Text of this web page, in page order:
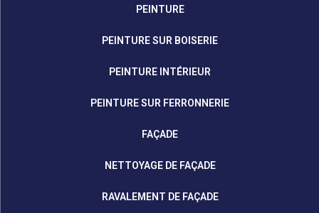
PEINTURE
PEINTURE SUR BOISERIE
PEINTURE INTÉRIEUR
PEINTURE SUR FERRONNERIE
FAÇADE
NETTOYAGE DE FAÇADE
RAVALEMENT DE FAÇADE